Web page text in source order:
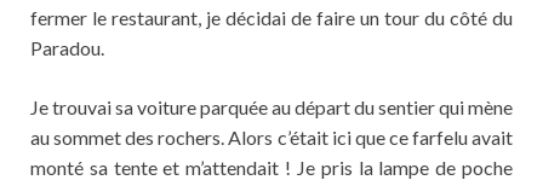
fermer le restaurant, je décidai de faire un tour du côté du
Paradou.
Je trouvai sa voiture parquée au départ du sentier qui mène
au sommet des rochers. Alors c’était ici que ce farfelu avait
monté sa tente et m’attendait ! Je pris la lampe de poche